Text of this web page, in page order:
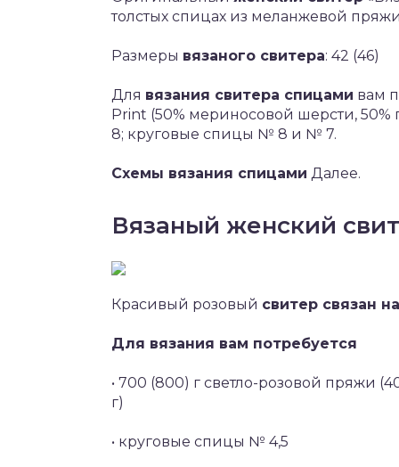
толстых спицах из меланжевой
Размеры вязаного свитера: 42 (46)
Для вязания свитера спицами вам
Print (50% мериносовой шерсти,
8; круговые спицы № 8 и № 7.
Схемы вязания спицами Далее.
Вязаный женский
Красивый розовый свитер связан
Для вязания вам потребуется
• 700 (800) г светло-розовой пряжи
г)
• круговые спицы № 4,5